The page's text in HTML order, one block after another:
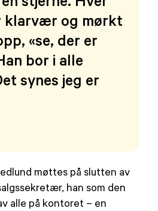
klarvær og mørkt
«se, der er
bor i alle
synes jeg er
møttes på slutten av
han som den
alle på kontoret – en